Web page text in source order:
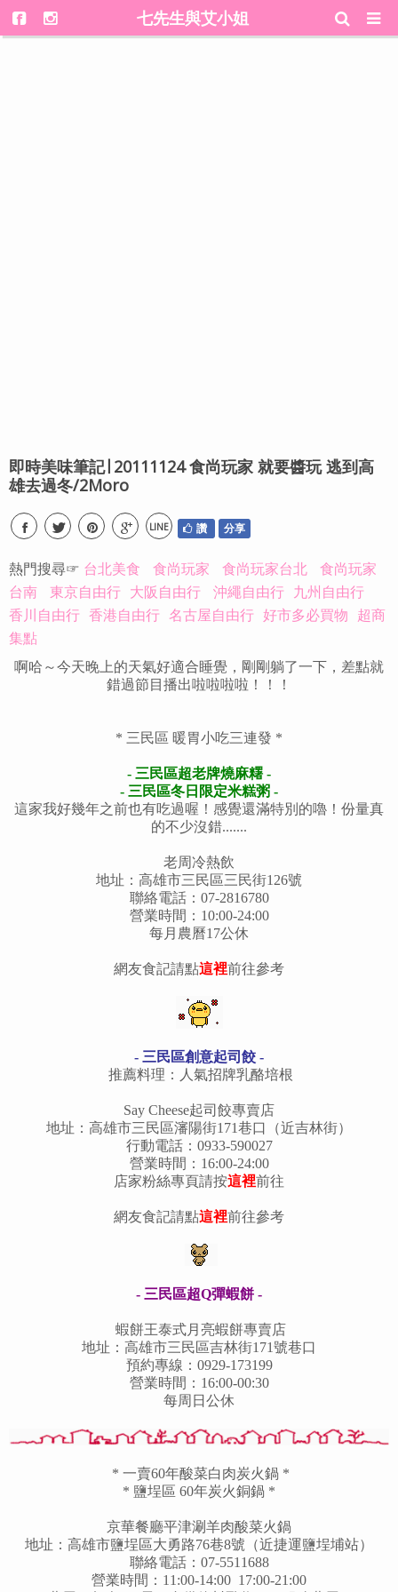
七先生與艾小姐
即時美味筆記∣ 20111124 食尚玩家 就要醬玩 逃到高
雄去過冬/2Moro
LINE 讚 分享
熱門搜尋☞ 台北美食 食尚玩家 食尚玩家台北
食尚玩家
台南
東京自由行 大阪自由行 沖繩自由行 九州自由行
香川自由行 香港自由行 名古屋自由行 好市多必買物 超商
集點
啊哈～今天晚上的天氣好適合睡覺，剛剛躺了一下，差點就
錯過節目播出啦啦啦啦！！！
* 三民區 暖胃小吃三連發 *
- 三民區超老牌燒麻糬 -
- 三民區冬日限定米糕粥 -
這家我好幾年之前也有吃過喔！感覺還滿特別的嚕！份量真
的不少沒錯.......
老周冷熱飲
地址：高雄市三民區三民街126號
聯絡電話：07-2816780
營業時間：10:00-24:00
每月農曆17公休
網友食記請點這裡前往參考
- 三民區創意起司餃 -
推薦料理：人氣招牌乳酪培根
Say Cheese起司餃專賣店
地址：高雄市三民區瀋陽街171巷口（近吉林街）
行動電話：0933-590027
營業時間：16:00-24:00
店家粉絲專頁請按這裡前往
網友食記請點這裡前往參考
- 三民區超Q彈蝦餅 -
蝦餅王泰式月亮蝦餅專賣店
地址：高雄市三民區吉林街171號巷口
預約專線：0929-173199
營業時間：16:00-00:30
每周日公休
* 一賣60年酸菜白肉炭火鍋 *
* 鹽埕區 60年炭火銅鍋 *
京華餐廳平津涮羊肉酸菜火鍋
地址：高雄市鹽埕區大勇路76巷8號（近捷運鹽埕埔站）
聯絡電話：07-5511688
營業時間：11:00-14:00 17:00-21:00